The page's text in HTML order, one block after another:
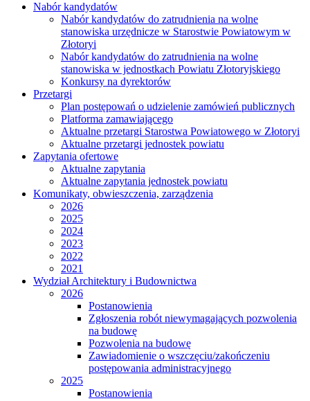
Nabór kandydatów
Nabór kandydatów do zatrudnienia na wolne
stanowiska urzędnicze w Starostwie Powiatowym w
Złotoryi
Nabór kandydatów do zatrudnienia na wolne
stanowiska w jednostkach Powiatu Złotoryjskiego
Konkursy na dyrektorów
Przetargi
Plan postępowań o udzielenie zamówień publicznych
Platforma zamawiającego
Aktualne przetargi Starostwa Powiatowego w Złotoryi
Aktualne przetargi jednostek powiatu
Zapytania ofertowe
Aktualne zapytania
Aktualne zapytania jednostek powiatu
Komunikaty, obwieszczenia, zarządzenia
2026
2025
2024
2023
2022
2021
Wydział Architektury i Budownictwa
2026
Postanowienia
Zgłoszenia robót niewymagających pozwolenia
na budowę
Pozwolenia na budowę
Zawiadomienie o wszczęciu/zakończeniu
postępowania administracyjnego
2025
Postanowienia